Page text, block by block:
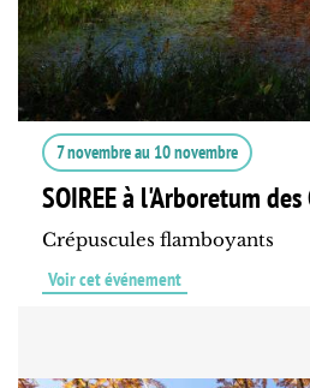
7 novembreau 10 novembre
SOIREE à l'Arboretum
Crépuscules flamboyants
Voir cet événement